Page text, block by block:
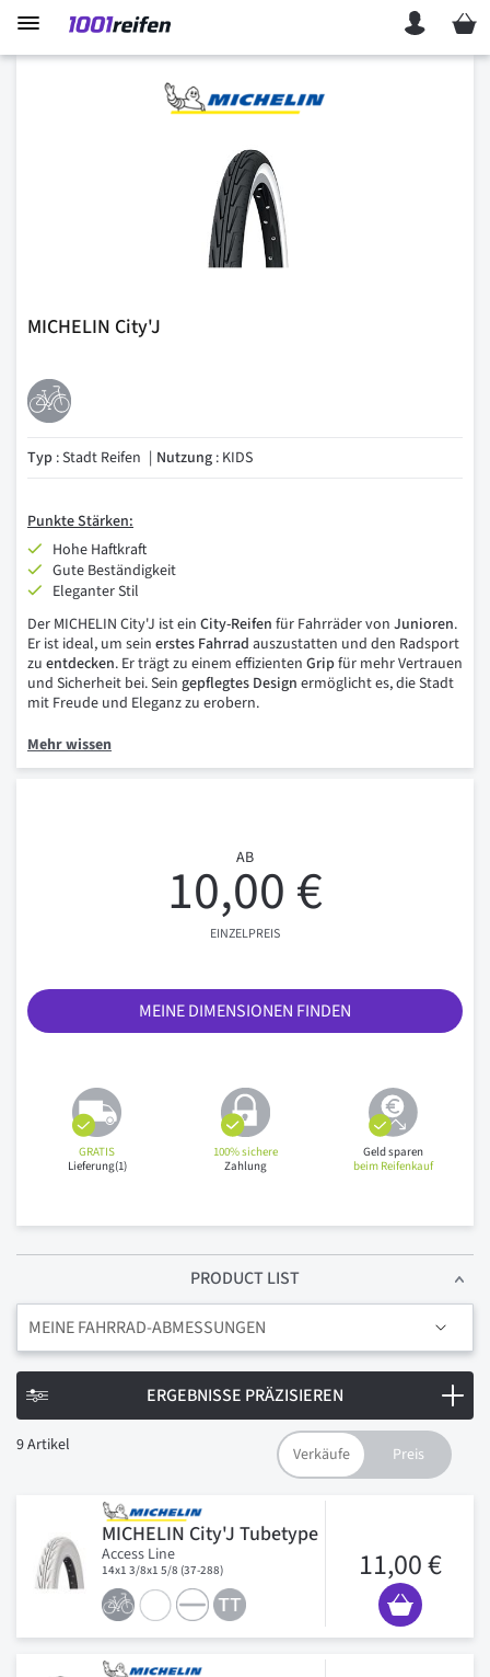
Mein
MICHELIN City'J
Typ : Stadt Reifen Nutzung : KIDS
PunkteStärken:
Hohe Haftkraft
Gute Beständigkeit
Eleganter Stil
Der MICHELIN City'J ist ein City-Reifen für Fahrräder von Junioren.
Er ist ideal, um sein erstes Fahrrad auszustatten und den Radsport
zu entdecken. Er trägt zu einem effizienten Gripfür mehr Vertrauen
und Sicherheit bei. Sein gepflegtes Design ermöglicht es, die Stadt
mit Freude und Eleganz zu erobern.
Mehr wissen
AB
10,00 €
EINZELPREIS
MEINE DIMENSIONEN FINDEN
GRATIS
Lieferung(1)
100% sichere
Zahlung
Geld sparen
beim Reifenkauf
PRODUCT LIST
9Artikel
MICHELIN City'J Tubetype
Access Line
14x1 3/8x1 5/8 (37-288) 11,00 €
MEINE FAHRRAD-ABMESSUNGEN
ERGEBNISSE PRÄZISIEREN